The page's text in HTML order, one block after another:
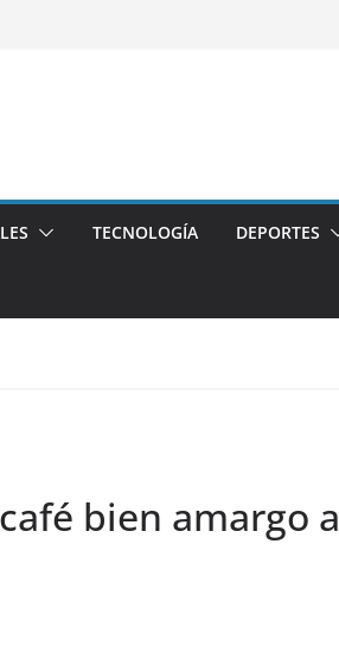
TECNOLOGÍA DEPORTES
bien amargo a